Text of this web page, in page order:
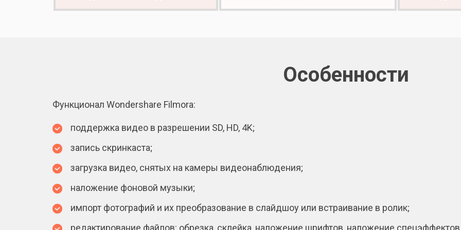
Особенности
Функционал Wondershare Filmora:
поддержка видео в разрешении SD, HD, 4K;
запись скринкаста;
загрузка видео, снятых на камеры видеонаблюдения;
наложение фоновой музыки;
импорт фотографий и их преобразование в слайдшоу или встраивание в ролик;
редактирование файлов: обрезка, склейка, наложение шрифтов, наложение